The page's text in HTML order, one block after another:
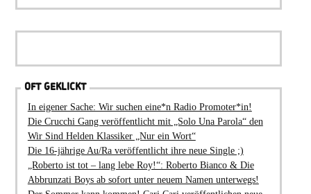
OFT GEKLICKT
In eigener Sache: Wir suchen eine*n Radio Promoter*in!
Die Crucchi Gang veröffentlicht mit „Solo Una Parola“ den
Wir Sind Helden Klassiker „Nur ein Wort“
Die 16-jährige Au/Ra veröffentlicht ihre neue Single ;)
„Roberto ist tot – lang lebe Roy!“: Roberto Bianco & Die
Abbrunzati Boys ab sofort unter neuem Namen unterwegs!